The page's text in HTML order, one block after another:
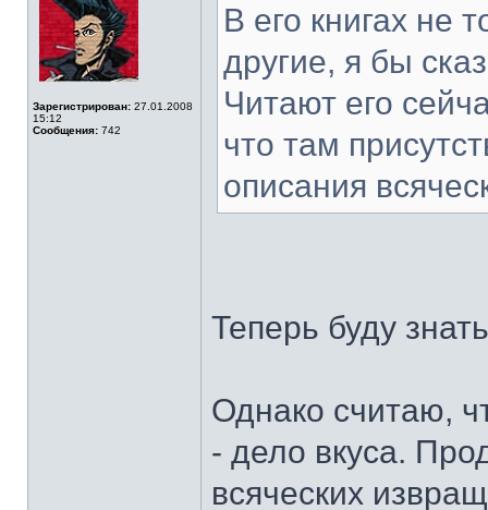
Зарегистрирован: 27.01.2008
15:12
Сообщения: 742
В его книгах не
другие, я бы
Читают его
что там
описания
Теперь буду
Однако считаю,
- дело вкуса.
всяческих